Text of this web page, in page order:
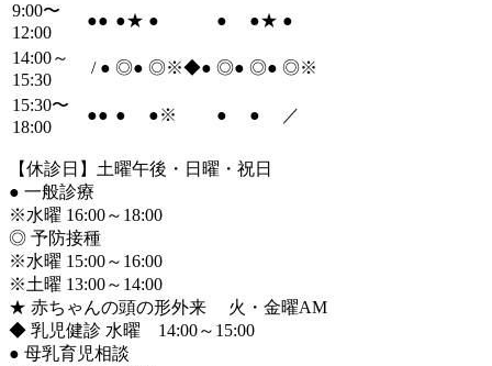
9:00〜
12:00
●● ●★ ● ● ●★ ●
14:00～
15:30
/ ● ◎● ◎※◆● ◎● ◎● ◎※
15:30〜
18:00
●● ● ●※ ● ● ／
【休診日】土曜午後・日曜・祝日
● 一般診療
※水曜 16:00～18:00
◎ 予防接種
※水曜 15:00～16:00
※土曜 13:00～14:00
★ 赤ちゃんの頭の形外来 火・金曜AM
◆ 乳児健診 水曜 14:00～15:00
● 母乳育児相談